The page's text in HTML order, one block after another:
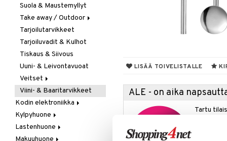
LISÄÄ TOIVELISTALLE
ALE - on aika
Tartu
Viinilasit
Whiskey- & Konjakkilasit
Suola & Maustemyllyt
Take away / Outdoor
Eväslaatikot
Pullot
Termoskannut
Termosmukit
Tarjoilutarvikkeet
Tarjoiluvadit & Kulhot
Tiskaus & Siivous
Uuni- & Leivontavuoat
Veitset
Erityisveitset
Keittiöveitset
Kuorinta- &
Vihannesveitset
Leikkuulaudat
Viini- & Baaritarvikkeet
Kodin elektroniikka
Ääni
Kylpyhuone
Kylpyhuoneen sisustus
Kylpyhuoneen tarvikkeita
Lastenhuone
Kylpyhuoneen koristelu
Makuuhuone